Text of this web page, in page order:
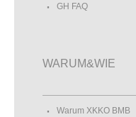
GH FAQ
WARUM&WIE
Warum XKKO BMB